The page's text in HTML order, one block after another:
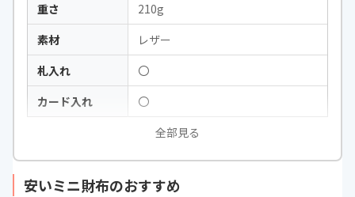
重さ
210g
素材
レザー
札入れ
〇
カード入れ
〇
全部見る
安いミニ財布のおすすめ